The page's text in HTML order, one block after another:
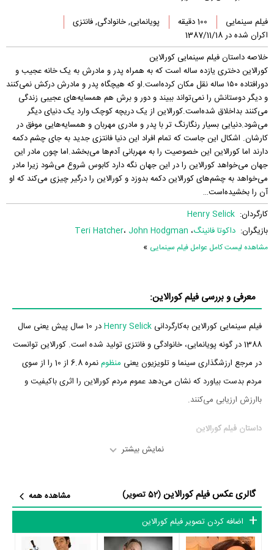
فیلم سینمایی 100 دقیقه
پویانمایی, خانوادگی, فانتزی
اکران شده در 1387/11/18
خلاصه داستان فیلم سینمایی کورالاین
کورالاین دختری یازده ساله است که به همراه پدر و مادرش به یک خانه عجیب و
دورافتاده ۱۵۰ ساله نقل مکان کرده‌است.او که هیچگاه پدر و مادرش درکش نمی‌کنند
و دیگر دوستانش را نمی‌تواند ببیند و دور و برش هم همسایه‌های عجیبی زندگی
می‌کنند بداخلاق شده‌است.کورالاین از یک دریچه کوچک وارد یک دنیای دیگر
می‌شود.دنیایی بسیار رنگارنگ تر با پدر و مادری مهربان و همسایه‌هایی موفق در
کارشان. اشکال این جاست که تمام افراد این دنیا فانتزی جدید به جای چشم دکمه
دارند اما کورالاین این خصوصیت را به مهربانی آدم‌ها می‌بخشد.اما چون مادر این
جهان می‌خواهد کورالاین را در این جهان نگه دارد کابوس شروع می‌شود زیرا مادر
می‌خواهد به چشم‌های کورالاین دکمه بدوزد و کورالاین را درگیر چیزی می‌کند که او
آن را بخشیده‌است…
کارگردان: Henry Selick
بازیگران: داکوتا فانینگ، Teri Hatcher، John Hodgman
مشاهده لیست کامل عوامل فیلم سینمایی »
معرفی و بررسی فیلم کورالاین:
فیلم سینمایی کورالاین به‌کارگردانی Henry Selick
در 10 سال پیش یعنی سال
1388 در گونه پویانمایی، خانوادگی و فانتزی تولید شده است. کورالاین توانست
در مرجع ارزشگذاری سینما و تلویزیون یعنی منظوم
نمره 6.8 از 10 را از سوی
مردم بدست بیاورد که نشان می‌دهد عموم مردم کورالاین را اثری باکیفیت و
باارزش ارزیابی می‌کنند.
داستان فیلم کورالاین
از محتوا و داستان فیلم کورالاین چقدر اطلاع دارید؟ فیلم‌نامه کورالاین توسط
در خلاصه داستانی که یا از سوی تیم رسانه‌ای اثر و یا توسط دیگر رسانه‌ها درباره
داستان کورالاین منتشر شده است، می‌خوانیم: «کورالاین دختری یازده ساله
است که به همراه پدر و مادرش به یک خانه عجیب و دورافتاده ۱۵۰ ساله نقل
نمایش بیشتر
گالری عکس فیلم کورالاین(52 تصویر)
مشاهده همه
اضافه کردن تصویر فیلم کورالاین